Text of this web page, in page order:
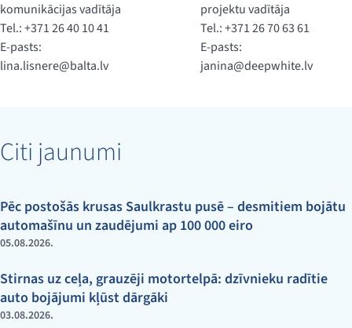
komunikācijas vadītāja
Tel.: +371 26 40 10 41
E-pasts:
lina.lisnere@balta.lv
projektu vadītāja
Tel.: +371 26 70 63 61
E-pasts:
janina@deepwhite.lv
Citi jaunumi
Pēc postošās krusas Saulkrastu pusē – desmitiem bojātu
automašīnu un zaudējumi ap 100 000 eiro
05.08.2026.
Stirnas uz ceļa, grauzēji motortelpā: dzīvnieku radītie
auto bojājumi kļūst dārgāki
03.08.2026.